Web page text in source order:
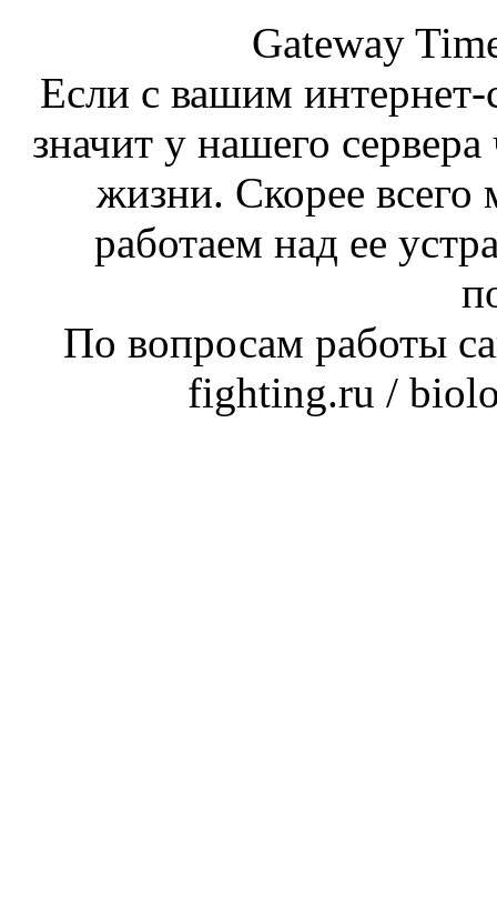
Gateway
Если с вашим интернет-
значит у нашего
жизни. Скорее
работаем над ее
По вопросам работы
fighting.ru /